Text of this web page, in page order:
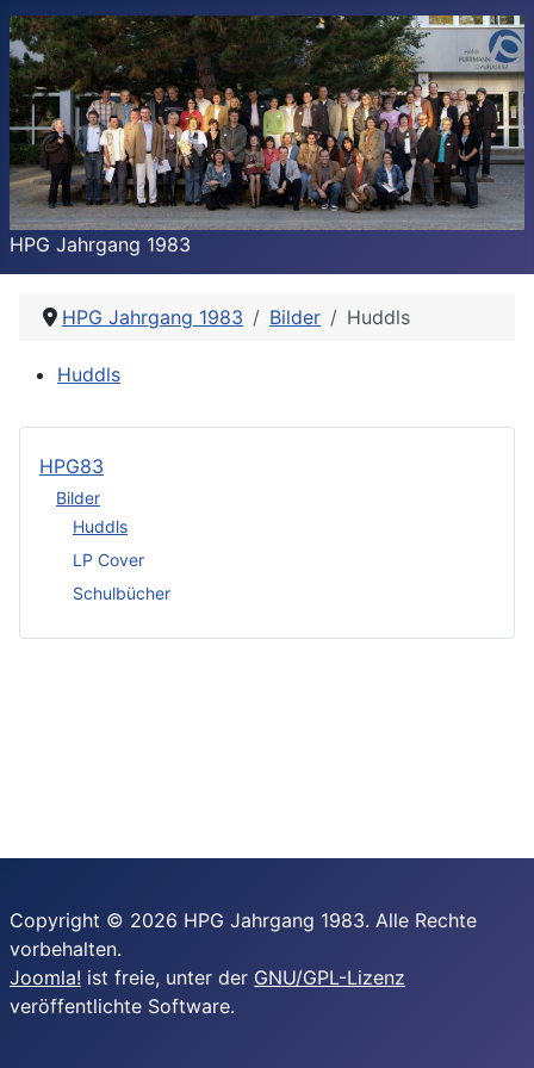
HPG Jahrgang 1983
HPG Jahrgang 1983 Bilder Huddls
Huddls
HPG83
Bilder
Huddls
LP Cover
Schulbücher
Copyright © 2026 HPG Jahrgang 1983. Alle Rechte
vorbehalten.
Joomla! ist freie, unter der GNU/GPL-Lizenz
veröffentlichte Software.